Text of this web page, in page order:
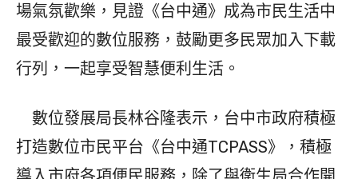
場氣氛歡樂，見證《台中通》成為市民生活中
最受歡迎的數位服務，鼓勵更多民眾加入下載
行列，一起享受智慧便利生活。
數位發展局長林谷隆表示，台中市政府積極
打造數位市民平台《台中通TCPASS》，積極